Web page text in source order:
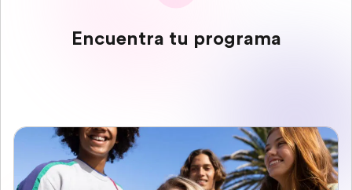
Encuentra tu programa